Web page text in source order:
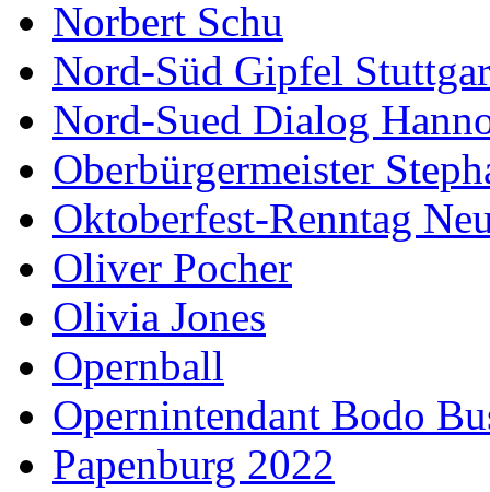
Norbert Schu
Nord-Süd Gipfel
Nord-Sued Dialog
Oberbürgermeister
Oktoberfest-Renntag
Oliver Pocher
Olivia Jones
Opernball
Opernintendant Bodo
Papenburg 2022